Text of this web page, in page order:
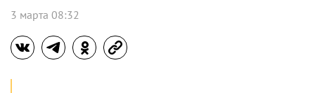
3 марта 08:32